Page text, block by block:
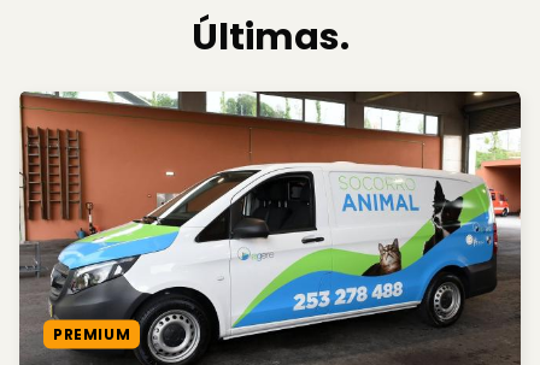
Últimas.
PREMIUM